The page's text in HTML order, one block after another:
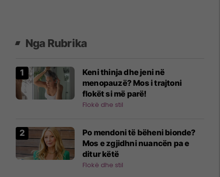
Nga Rubrika
Keni thinja dhe jeni në
menopauzë? Mos i trajtoni
flokët si më parë!
Flokë dhe stil
Po mendoni të bëheni bionde?
Mos e zgjidhni nuancën pa e
ditur këtë
Flokë dhe stil